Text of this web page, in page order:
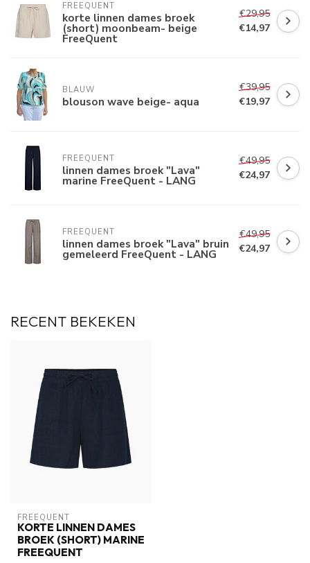
FREEQUENT
korte linnen dames broek
(short) moonbeam- beige
FreeQuent
€29,95
€14,97
BLAUW
blouson wave beige- aqua
€39,95
€19,97
FREEQUENT
linnen dames broek "Lava"
marine FreeQuent - LANG
€49,95
€24,97
FREEQUENT
linnen dames broek "Lava" bruin
gemeleerd FreeQuent - LANG
€49,95
€24,97
RECENT BEKEKEN
FREEQUENT
KORTE LINNEN DAMES
BROEK (SHORT) MARINE
FREEQUENT